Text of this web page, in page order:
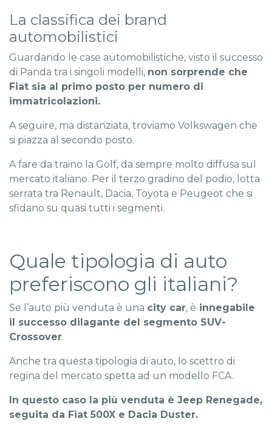
La classifica dei brand
automobilistici
Guardando le case automobilistiche, visto il successo
di Panda tra i singoli modelli, non sorprende che
Fiat sia al primo posto per numero di
immatricolazioni.
A seguire, ma distanziata, troviamo Volkswagen che
si piazza al secondo posto.
A fare da traino la Golf, da sempre molto diffusa sul
mercato italiano. Per il terzo gradino del podio, lotta
serrata tra Renault, Dacia, Toyota e Peugeot che si
sfidano su quasi tutti i segmenti.
Quale tipologia di auto
preferiscono gli italiani?
Se l’auto più venduta è una city car, è innegabile
il successo dilagante del segmento SUV-
Crossover.
Anche tra questa tipologia di auto, lo scettro di
regina del mercato spetta ad un modello FCA.
In questo caso la più venduta è Jeep Renegade,
seguita da Fiat 500X e Dacia Duster.